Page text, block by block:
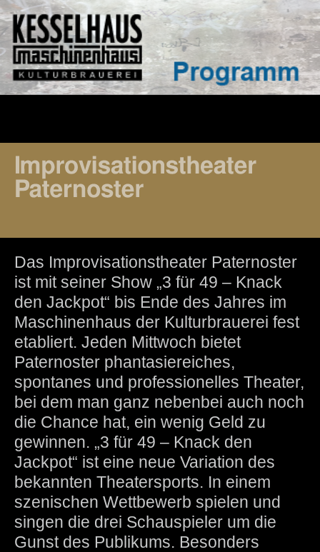
Das Improvisationstheater Paternoster
ist mit seiner Show „3 für 49 – Knack
den Jackpot“ bis Ende des Jahres im
Maschinenhaus der Kulturbrauerei fest
etabliert. Jeden Mittwoch bietet
Paternoster phantasiereiches,
spontanes und professionelles Theater,
bei dem man ganz nebenbei auch noch
die Chance hat, ein wenig Geld zu
gewinnen. „3 für 49 – Knack den
Jackpot“ ist eine neue Variation des
bekannten Theatersports. In einem
szenischen Wettbewerb spielen und
singen die drei Schauspieler um die
Gunst des Publikums. Besonders